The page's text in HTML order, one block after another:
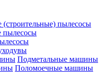
пылесосы
Подметальные машины
Поломоечные машины